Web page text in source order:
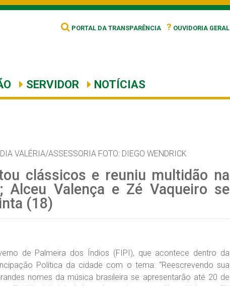
PORTAL DA TRANSPARÊNCIA ? OUVIDORIA GERAL
SERVIDOR NOTÍCIAS
VALÉRIA/ASSESSORIA FOTO: DIEGO WENDRICK
clássicos e reuniu multidão na
Alceu Valença e Zé Vaqueiro se
(18)
de Palmeira dos Índios (FIPI), que acontece dentro da
Política da cidade com o tema: “Reescrevendo sua
nomes da música brasileira se apresentarão até 20 de